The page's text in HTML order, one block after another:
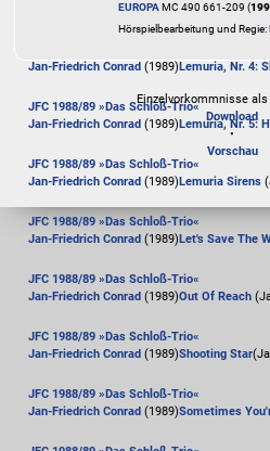
Jan-Friedrich Conrad(1989) Lemuria, Nr. 3:
Jan-Friedrich Conrad (1989)Lemuria, Nr. 4:
JFC 1988/89 »Das Schloß-Trio«
Jan-Friedrich Conrad (1989)Lemuria, Nr. 5:
JFC 1988/89 »Das Schloß-Trio«
Jan-Friedrich Conrad (1989)Lemuria Sirens
JFC 1988/89 »Das Schloß-Trio«
Jan-Friedrich Conrad (1989)Let's Save The
JFC 1988/89 »Das Schloß-Trio«
Jan-Friedrich Conrad (1989)Out Of Reach
JFC 1988/89 »Das Schloß-Trio«
Jan-Friedrich Conrad (1989)Shooting Star
JFC 1988/89 »Das Schloß-Trio«
Jan-Friedrich Conrad (1989)Sometimes
EUROPAMC 490 661-209 (
Hörspielbearbeitung und Regie:
Einzelvorkommnisse als
Download
•
Vorschau